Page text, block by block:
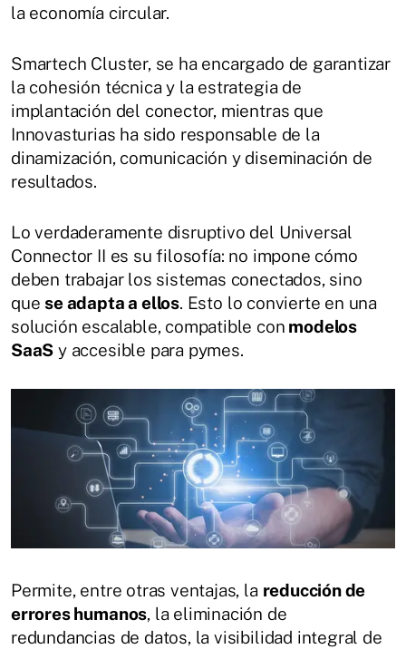
la economía circular.
Smartech Cluster, se ha encargado de garantizar
la cohesión técnica y la estrategia de
implantación del conector, mientras que
Innovasturias ha sido responsable de la
dinamización, comunicación y diseminación de
resultados.
Lo verdaderamente disruptivo del Universal
Connector II es su filosofía: no impone cómo
deben trabajar los sistemas conectados, sino
quese adapta a ellos. Esto lo convierte en una
solución escalable, compatible con modelos
SaaS y accesible para pymes.
Permite, entre otras ventajas, la reducción de
errores humanos, la eliminación de
redundancias de datos, la visibilidad integral de